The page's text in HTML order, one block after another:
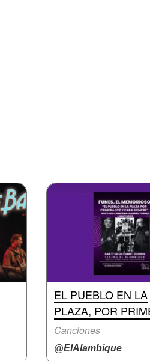
EL PUEBLO EN LA
PLAZA, POR
Canciones
@ElAlambique